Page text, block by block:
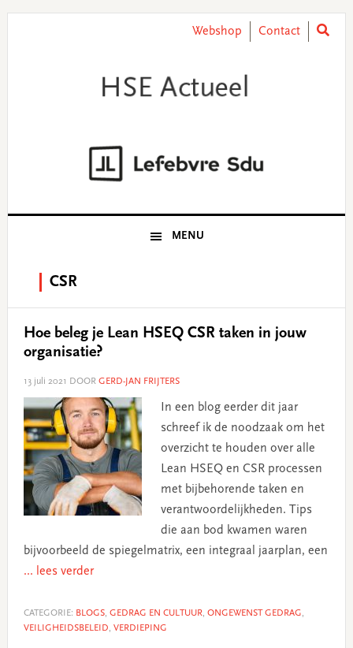
Webshop Contact
MENU
CSR
Hoe beleg je Lean HSEQ CSR taken in jouw
organisatie?
13 juli 2021 DOOR GERD-JAN FRIJTERS
In een blog eerder dit jaar
schreef ik de noodzaak om het
overzicht te houden over alle
Lean HSEQ en CSR processen
met bijbehorende taken en
verantwoordelijkheden. Tips
die aan bod kwamen waren
bijvoorbeeld de spiegelmatrix, een integraal jaarplan, een
... lees verder
CATEGORIE: BLOGS, GEDRAG EN CULTUUR, ONGEWENST GEDRAG,
VEILIGHEIDSBELEID, VERDIEPING